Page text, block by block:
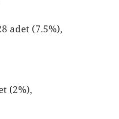
adet (7.5%),
(2%),